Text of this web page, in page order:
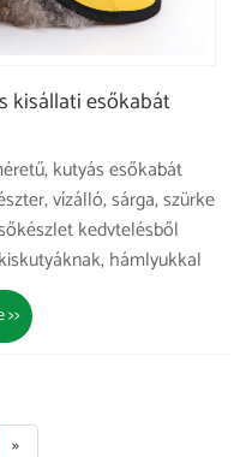
kisállati esőkabát
kutyás esőkabát
vízálló, sárga, szürke
kedvtelésből
hámlyukkal
»